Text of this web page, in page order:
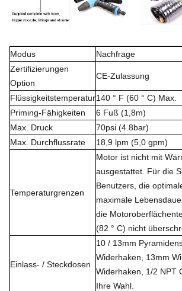
Modus
Nachfrage
Zertifizierungen
Option
CE-Zulassung
Flüssigkeitstemperatur140 ° F (60 ° C) Max.
Priming-Fähigkeiten
6 Fuß (1,8m)
Max. Druck
70psi (4.8bar)
Max. Durchflussrate
18,9 lpm (5,0 gpm)
Temperaturgrenzen
Motor ist nicht mit
ausgestattet. Für die
Benutzers, die
maximale
die
(82 ° C) nicht
Einlass- / Steckdosen
10 / 13mm
Widerhaken, 13mm
Widerhaken, 1/2 NPT
Ihre Wahl.